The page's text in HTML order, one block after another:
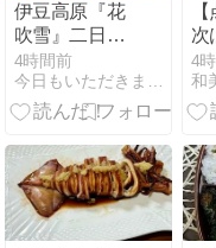
伊豆高原『花
吹雪』二日目
の食事
4時間前
次
行
ぎ
4
和